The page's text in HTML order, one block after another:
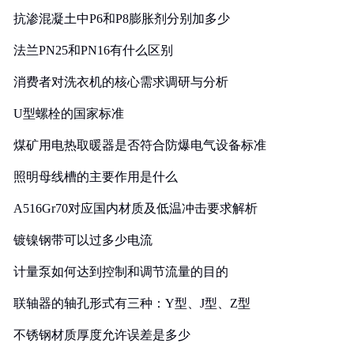
抗渗混凝土中P6和P8膨胀剂分别加多少
法兰PN25和PN16有什么区别
消费者对洗衣机的核心需求调研与分析
U型螺栓的国家标准
煤矿用电热取暖器是否符合防爆电气设备标准
照明母线槽的主要作用是什么
A516Gr70对应国内材质及低温冲击要求解析
镀镍钢带可以过多少电流
计量泵如何达到控制和调节流量的目的
联轴器的轴孔形式有三种：Y型、J型、Z型
不锈钢材质厚度允许误差是多少